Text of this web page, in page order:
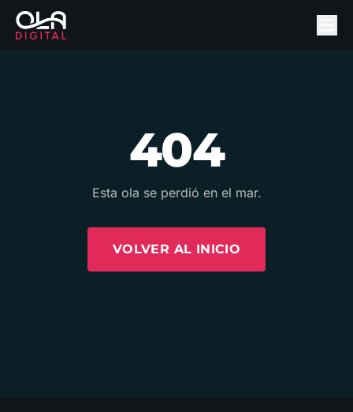
404
Esta ola se perdió en el mar.
VOLVER AL INICIO